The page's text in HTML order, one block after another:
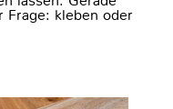
Frage: kleben oder